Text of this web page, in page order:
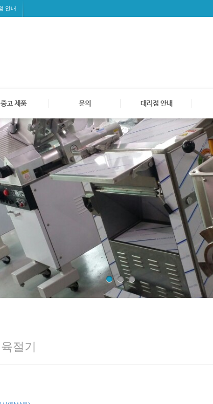
안내
중고 제품 문의 대리점 안내
절기